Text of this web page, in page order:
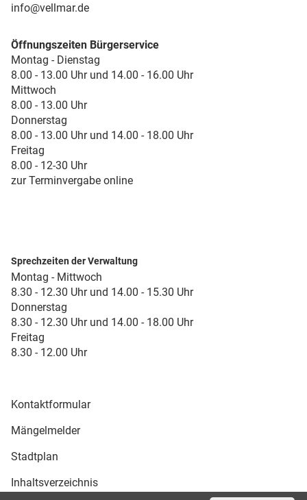
info@vellmar.de
Öffnungszeiten Bürgerservice
Montag - Dienstag
8.00 - 13.00 Uhr und 14.00 - 16.00 Uhr
Mittwoch
8.00 - 13.00 Uhr
Donnerstag
8.00 - 13.00 Uhr und 14.00 - 18.00 Uhr
Freitag
8.00 - 12-30 Uhr
zur Terminvergabe online
Sprechzeiten der Verwaltung
Montag - Mittwoch
8.30 - 12.30 Uhr und 14.00 - 15.30 Uhr
Donnerstag
8.30 - 12.30 Uhr und 14.00 - 18.00 Uhr
Freitag
8.30 - 12.00 Uhr
Kontaktformular
Mängelmelder
Stadtplan
Inhaltsverzeichnis